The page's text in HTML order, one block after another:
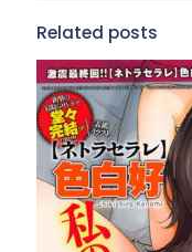
Related posts